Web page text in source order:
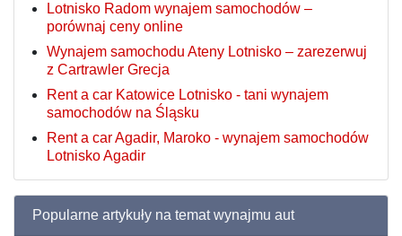
Lotnisko Radom wynajem samochodów –
porównaj ceny online
Wynajem samochodu Ateny Lotnisko – zarezerwuj
z Cartrawler Grecja
Rent a car Katowice Lotnisko - tani wynajem
samochodów na Śląsku
Rent a car Agadir, Maroko - wynajem samochodów
Lotnisko Agadir
Popularne artykuły na temat wynajmu aut